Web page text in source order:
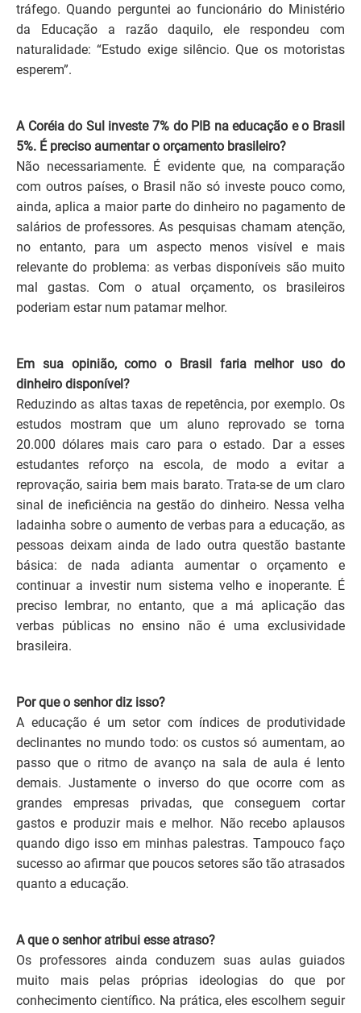
tráfego. Quando perguntei ao funcionário do Ministério
da Educação a razão daquilo, ele respondeu com
naturalidade: “Estudo exige silêncio. Que os motoristas
esperem”.
A Coréia do Sul investe 7% do PIB na educação e o Brasil
5%. É preciso aumentar o orçamento brasileiro?
Não necessariamente. É evidente que, na comparação
com outros países, o Brasil não só investe pouco como,
ainda, aplica a maior parte do dinheiro no pagamento de
salários de professores. As pesquisas chamam atenção,
no entanto, para um aspecto menos visível e mais
relevante do problema: as verbas disponíveis são muito
mal gastas. Com o atual orçamento, os brasileiros
poderiam estar num patamar melhor.
Em sua opinião, como o Brasil faria melhor uso do
dinheiro disponível?
Reduzindo as altas taxas de repetência, por exemplo. Os
estudos mostram que um aluno reprovado se torna
20.000 dólares mais caro para o estado. Dar a esses
estudantes reforço na escola, de modo a evitar a
reprovação, sairia bem mais barato. Trata-se de um claro
sinal de ineficiência na gestão do dinheiro. Nessa velha
ladainha sobre o aumento de verbas para a educação, as
pessoas deixam ainda de lado outra questão bastante
básica: de nada adianta aumentar o orçamento e
continuar a investir num sistema velho e inoperante. É
preciso lembrar, no entanto, que a má aplicação das
verbas públicas no ensino não é uma exclusividade
brasileira.
Por que o senhor diz isso?
A educação é um setor com índices de produtividade
declinantes no mundo todo: os custos só aumentam, ao
passo que o ritmo de avanço na sala de aula é lento
demais. Justamente o inverso do que ocorre com as
grandes empresas privadas, que conseguem cortar
gastos e produzir mais e melhor. Não recebo aplausos
quando digo isso em minhas palestras. Tampouco faço
sucesso ao afirmar que poucos setores são tão atrasados
quanto a educação.
A que o senhor atribui esse atraso?
Os professores ainda conduzem suas aulas guiados
muito mais pelas próprias ideologias do que por
conhecimento científico. Na prática, eles escolhem seguir